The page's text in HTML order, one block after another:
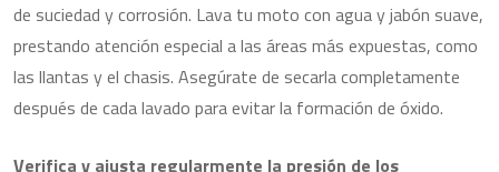
de suciedad y corrosión. Lava tu moto con agua y jabón suave,
prestando atención especial a las áreas más expuestas, como
las llantas y el chasis. Asegúrate de secarla completamente
después de cada lavado para evitar la formación de óxido.
Verifica y ajusta regularmente la presión de los